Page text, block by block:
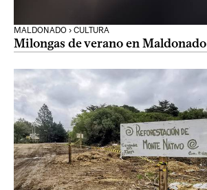
MALDONADO › CULTURA
Milongas de verano en Maldonado